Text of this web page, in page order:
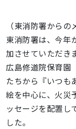
（東消防署からの
東消防署は、今年
加させていただき
広島修道院保育園
たちから『いつも
絵を中心に、火災
ッセージを配置し
した。